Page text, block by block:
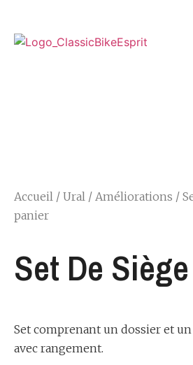
Accueil / Ural / Améliorations /
panier
Set De
Set comprenant un dossier et
avec rangement.